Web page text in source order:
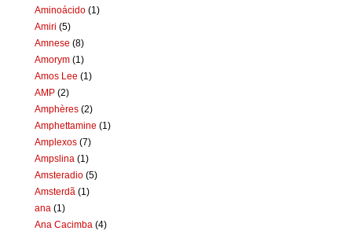
Aminoácido (1)
Amiri (5)
Amnese (8)
Amorym (1)
Amos Lee (1)
AMP (2)
Amphères (2)
Amphettamine (1)
Amplexos (7)
Ampslina (1)
Amsteradio (5)
Amsterdã (1)
ana (1)
Ana Cacimba (4)